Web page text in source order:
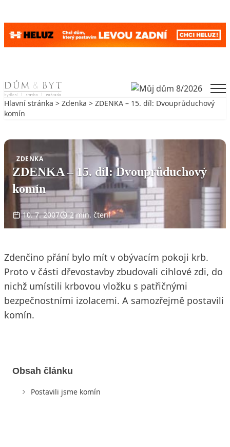
Skip to content
Hlavní stránka > Zdenka > ZDENKA – 15. díl: Dvouprůduchový
komín
ZDENKA
ZDENKA – 15. díl: Dvouprůduchový
komín
10. 7. 2007 2 min. čtení
Zdenčino přání bylo mít v obývacím pokoji krb.
Proto v části dřevostavby zbudovali cihlové zdi, do
nichž umístili krbovou vložku s patřičnými
bezpečnostními izolacemi. A samozřejmě postavili
komín.
Obsah článku
Postavili jsme komín